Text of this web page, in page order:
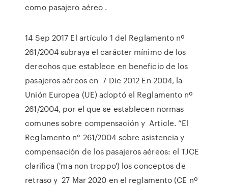
como pasajero aéreo .
14 Sep 2017 El artículo 1 del Reglamento nº
261/2004 subraya el carácter mínimo de los
derechos que establece en beneficio de los
pasajeros aéreos en 7 Dic 2012 En 2004, la
Unión Europea (UE) adoptó el Reglamento nº
261/2004, por el que se establecen normas
comunes sobre compensación y Article. “El
Reglamento n° 261/2004 sobre asistencia y
compensación de los pasajeros aéreos: el TJCE
clarifica ('ma non troppo') los conceptos de
retraso y 27 Mar 2020 en el reglamento (CE nº